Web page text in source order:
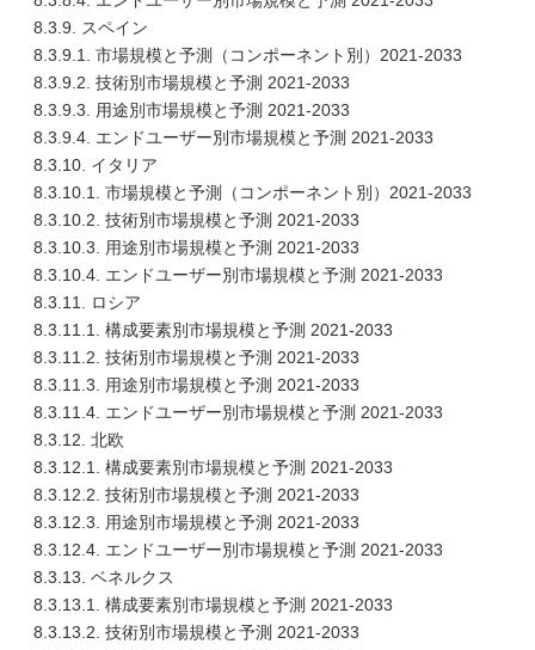
8.3.9. スペイン
8.3.9.1. 市場規模と予測（コンポーネント別）2021-2033
8.3.9.2. 技術別市場規模と予測 2021-2033
8.3.9.3. 用途別市場規模と予測 2021-2033
8.3.9.4. エンドユーザー別市場規模と予測 2021-2033
8.3.10. イタリア
8.3.10.1. 市場規模と予測（コンポーネント別）2021-2033
8.3.10.2. 技術別市場規模と予測 2021-2033
8.3.10.3. 用途別市場規模と予測 2021-2033
8.3.10.4. エンドユーザー別市場規模と予測 2021-2033
8.3.11. ロシア
8.3.11.1. 構成要素別市場規模と予測 2021-2033
8.3.11.2. 技術別市場規模と予測 2021-2033
8.3.11.3. 用途別市場規模と予測 2021-2033
8.3.11.4. エンドユーザー別市場規模と予測 2021-2033
8.3.12. 北欧
8.3.12.1. 構成要素別市場規模と予測 2021-2033
8.3.12.2. 技術別市場規模と予測 2021-2033
8.3.12.3. 用途別市場規模と予測 2021-2033
8.3.12.4. エンドユーザー別市場規模と予測 2021-2033
8.3.13. ベネルクス
8.3.13.1. 構成要素別市場規模と予測 2021-2033
8.3.13.2. 技術別市場規模と予測 2021-2033